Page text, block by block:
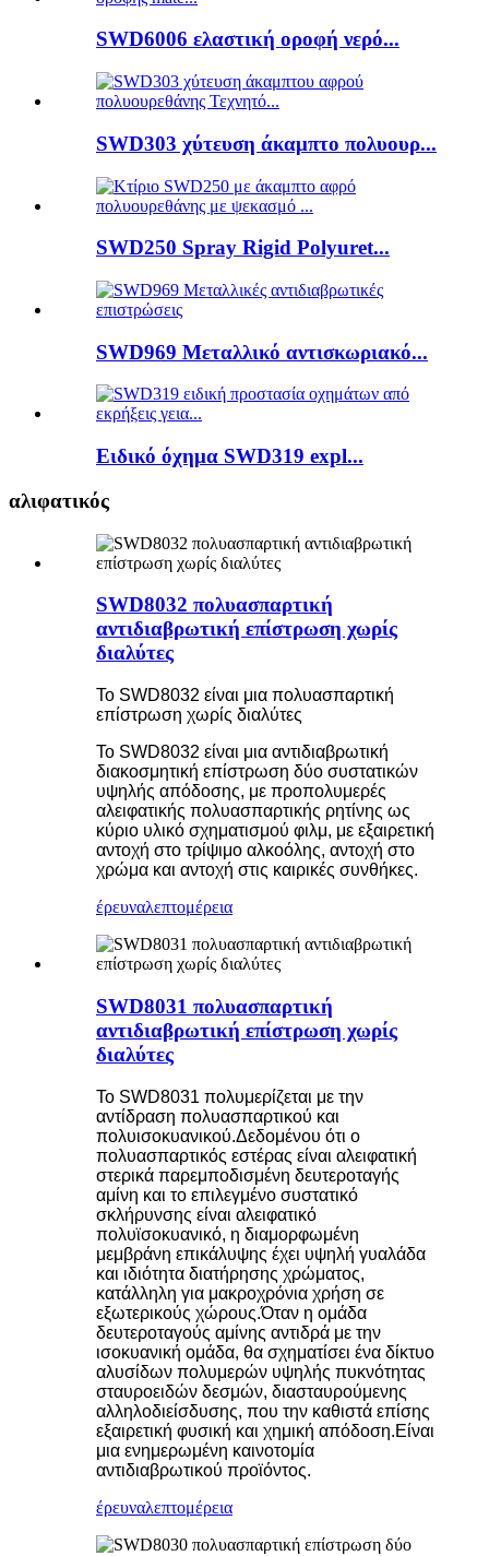
SWD6006 ελαστική οροφή νερό...
SWD303 χύτευση άκαμπτο πολυουρ...
SWD250 Spray Rigid Polyuret...
SWD969 Μεταλλικό αντισκωριακό...
Ειδικό όχημα SWD319 expl...
αλιφατικός
SWD8032 πολυασπαρτική
αντιδιαβρωτική επίστρωση χωρίς
διαλύτες
Το SWD8032 είναι μια πολυασπαρτική
επίστρωση χωρίς διαλύτες
Το SWD8032 είναι μια αντιδιαβρωτική
διακοσμητική επίστρωση δύο συστατικών
υψηλής απόδοσης, με προπολυμερές
αλειφατικής πολυασπαρτικής ρητίνης ως
κύριο υλικό σχηματισμού φιλμ, με εξαιρετική
αντοχή στο τρίψιμο αλκοόλης, αντοχή στο
χρώμα και αντοχή στις καιρικές συνθήκες.
έρευναλεπτομέρεια
SWD8031 πολυασπαρτική
αντιδιαβρωτική επίστρωση χωρίς
διαλύτες
Το SWD8031 πολυμερίζεται με την
αντίδραση πολυασπαρτικού και
πολυισοκυανικού.Δεδομένου ότι ο
πολυασπαρτικός εστέρας είναι αλειφατική
στερικά παρεμποδισμένη δευτεροταγής
αμίνη και το επιλεγμένο συστατικό
σκλήρυνσης είναι αλειφατικό
πολυϊσοκυανικό, η διαμορφωμένη
μεμβράνη επικάλυψης έχει υψηλή γυαλάδα
και ιδιότητα διατήρησης χρώματος,
κατάλληλη για μακροχρόνια χρήση σε
εξωτερικούς χώρους.Όταν η ομάδα
δευτεροταγούς αμίνης αντιδρά με την
ισοκυανική ομάδα, θα σχηματίσει ένα δίκτυο
αλυσίδων πολυμερών υψηλής πυκνότητας
σταυροειδών δεσμών, διασταυρούμενης
αλληλοδιείσδυσης, που την καθιστά επίσης
εξαιρετική φυσική και χημική απόδοση.Είναι
μια ενημερωμένη καινοτομία
αντιδιαβρωτικού προϊόντος.
έρευναλεπτομέρεια